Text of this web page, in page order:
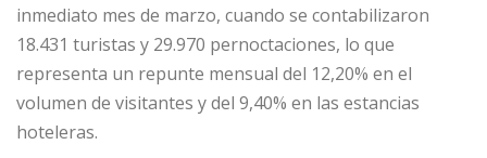
inmediato mes de marzo, cuando se contabilizaron
18.431 turistas y 29.970 pernoctaciones, lo que
representa un repunte mensual del 12,20% en el
volumen de visitantes y del 9,40% en las estancias
hoteleras.